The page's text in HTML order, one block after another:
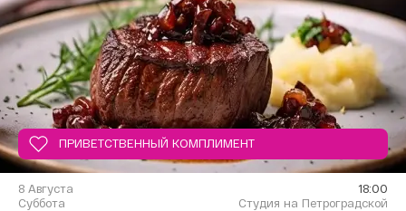
ПРИВЕТСТВЕННЫЙ КОМПЛИМЕНТ
8 Августа
Суббота
18:00
Студия на Петроградской